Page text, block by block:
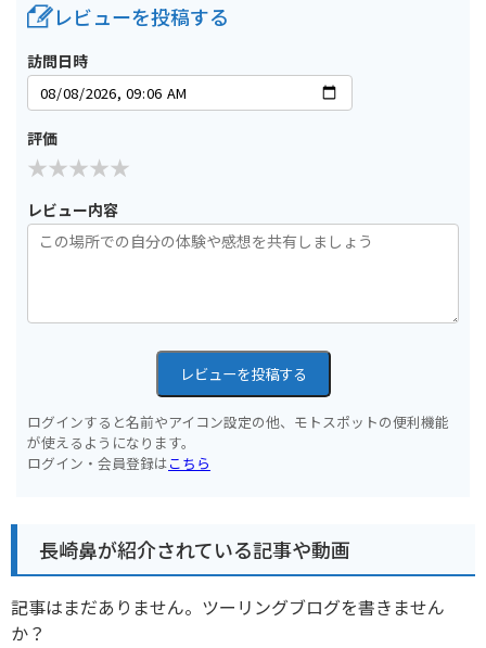
レビューを投稿する
訪問日時
評価
レビュー内容
レビューを投稿する
ログインすると名前やアイコン設定の他、モトスポットの便利機能
が使えるようになります。
ログイン・会員登録はこちら
長崎鼻が紹介されている記事や動画
記事はまだありません。ツーリングブログを書きません
か？